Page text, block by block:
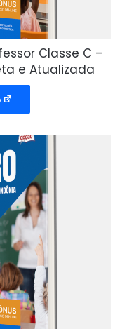
Classe C –
e Atualizada